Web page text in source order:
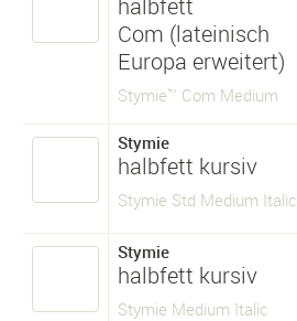
halbfett
Com (lateinisch
Europa erweitert)
Stymie™ Com Medium
Stymie
halbfett kursiv
Stymie Std Medium Italic
Stymie
halbfett kursiv
Stymie Medium Italic